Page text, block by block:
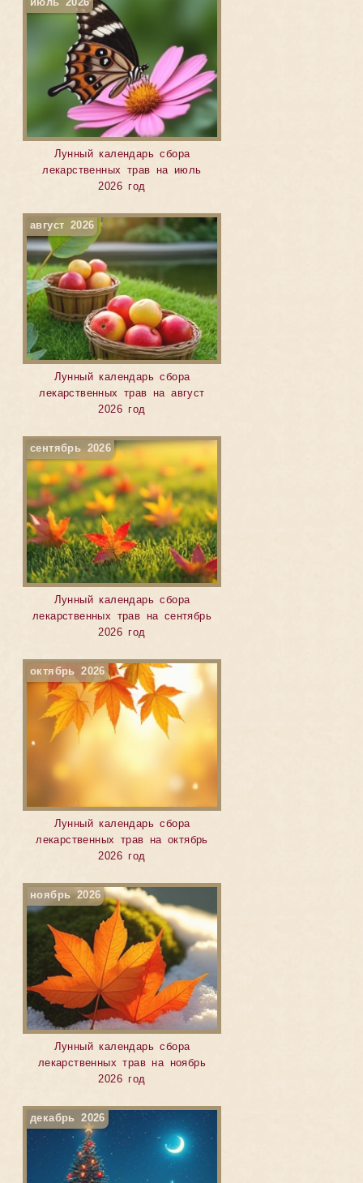
июль 2026
Лунный календарь сбора
лекарственных трав на июль
2026 год
август 2026
Лунный календарь сбора
лекарственных трав на август
2026 год
сентябрь 2026
Лунный календарь сбора
лекарственных трав на сентябрь
2026 год
октябрь 2026
Лунный календарь сбора
лекарственных трав на октябрь
2026 год
ноябрь 2026
Лунный календарь сбора
лекарственных трав на ноябрь
2026 год
декабрь 2026